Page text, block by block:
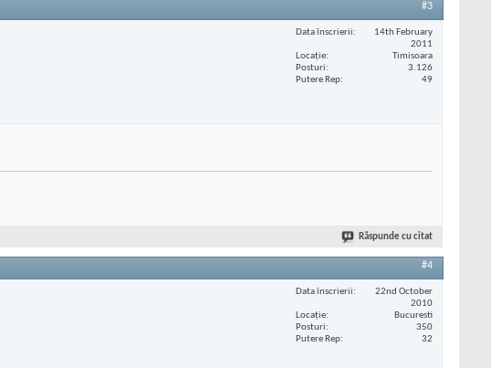
#3
Data înscrierii
14th February
2011
Locaţie
Timisoara
Posturi
3.126
Putere Rep
49
Răspunde cu citat
#4
Data înscrierii
22nd October
2010
Locaţie
Bucuresti
Posturi
350
Putere Rep
32